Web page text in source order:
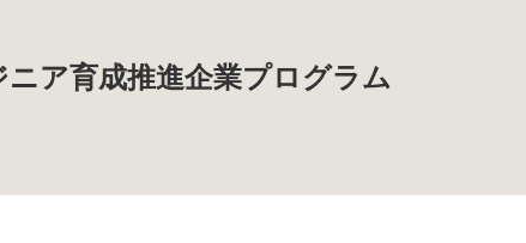
ア育成推進企業プログラム